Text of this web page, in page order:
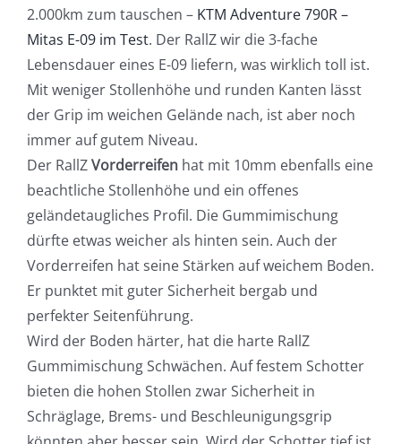
2.000km zum tauschen – KTM Adventure 790R –
Mitas E-09 im Test. Der RallZ wir die 3-fache
Lebensdauer eines E-09 liefern, was wirklich toll ist.
Mit weniger Stollenhöhe und runden Kanten lässt
der Grip im weichen Gelände nach, ist aber noch
immer auf gutem Niveau.
Der RallZVorderreifen hat mit 10mm ebenfalls eine
beachtliche Stollenhöhe und ein offenes
geländetaugliches Profil. Die Gummimischung
dürfte etwas weicher als hinten sein. Auch der
Vorderreifen hat seine Stärken auf weichem Boden.
Er punktet mit guter Sicherheit bergab und
perfekter Seitenführung.
Wird der Boden härter, hat die harte RallZ
Gummimischung Schwächen. Auf festem Schotter
bieten die hohen Stollen zwar Sicherheit in
Schräglage, Brems- und Beschleunigungsgrip